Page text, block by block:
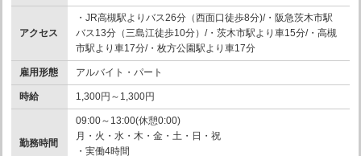
アクセス
・JR高槻駅よりバス26分（西面口徒歩8分)/・阪急茨木市駅
バス13分（三島江徒歩10分）/・茨木市駅より車15分/・高槻
市駅より車17分/・枚方公園駅より車17分
雇用形態 アルバイト・パート
時給 1,300円～1,300円
勤務時間
09:00～13:00(休憩0:00)
月・火・水・木・金・土・日・祝
・実働4時間